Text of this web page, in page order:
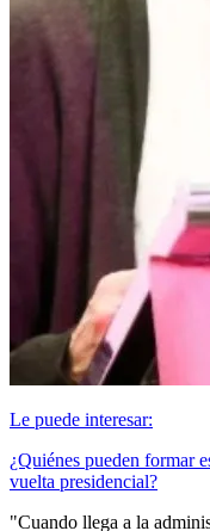
Le puede interesar:
¿Quiénes pueden formar
vuelta presidencial?
"Cuando llega a la